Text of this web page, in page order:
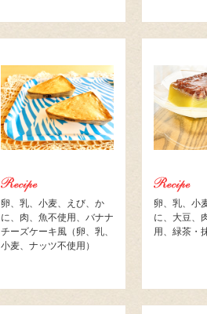
卵、乳、小麦、えび、か
に、肉、魚不使用、バナナ
チーズケーキ風（卵、乳、
小麦、ナッツ不使用）
卵、乳、小
に、大豆、
用、緑茶・